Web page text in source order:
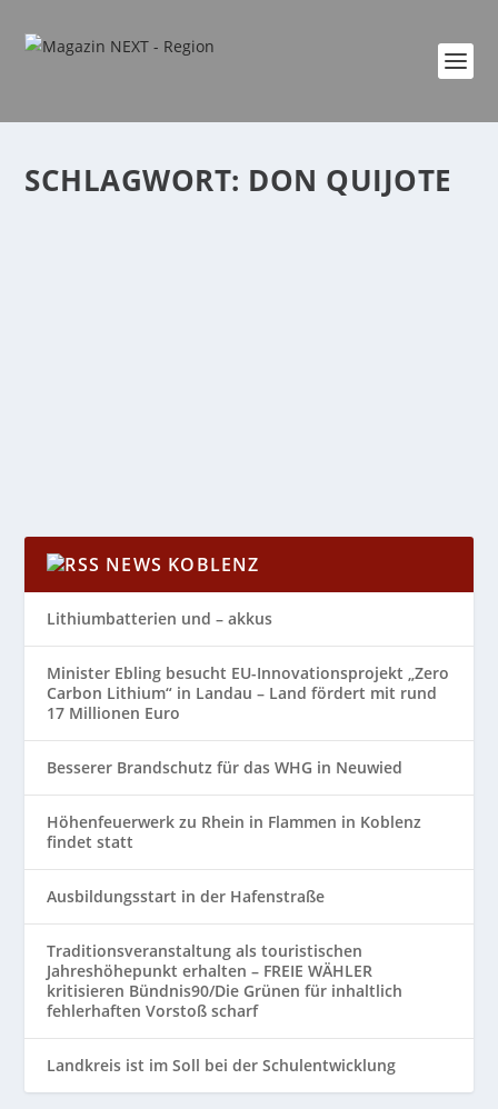
SCHLAGWORT: DON QUIJOTE
NEWS KOBLENZ
Lithiumbatterien und – akkus
Minister Ebling besucht EU-Innovationsprojekt „Zero
Carbon Lithium“ in Landau – Land fördert mit rund
17 Millionen Euro
Besserer Brandschutz für das WHG in Neuwied
Höhenfeuerwerk zu Rhein in Flammen in Koblenz
findet statt
Ausbildungsstart in der Hafenstraße
Traditionsveranstaltung als touristischen
Jahreshöhepunkt erhalten – FREIE WÄHLER
kritisieren Bündnis90/Die Grünen für inhaltlich
fehlerhaften Vorstoß scharf
Landkreis ist im Soll bei der Schulentwicklung